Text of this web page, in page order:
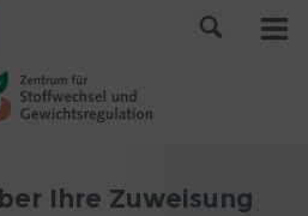
Ihre Zuweisung